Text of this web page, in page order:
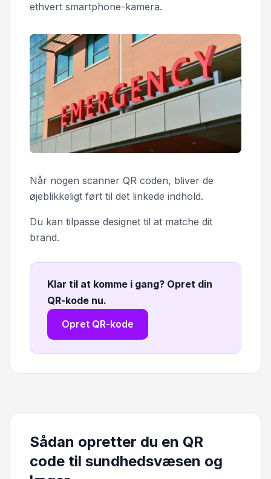
ethvert smartphone-kamera.
Når nogen scanner QR coden, bliver de
øjeblikkeligt ført til det linkede indhold.
Du kan tilpasse designet til at matche dit
brand.
Klar til at komme i gang? Opret din
QR-kode nu.
Opret QR-kode
Sådan opretter du en QR
code til sundhedsvæsen og